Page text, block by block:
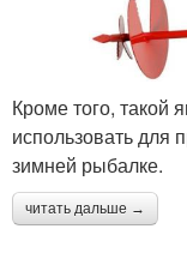
Кроме того, такой
использовать для
зимней рыбалке.
читать дальше →